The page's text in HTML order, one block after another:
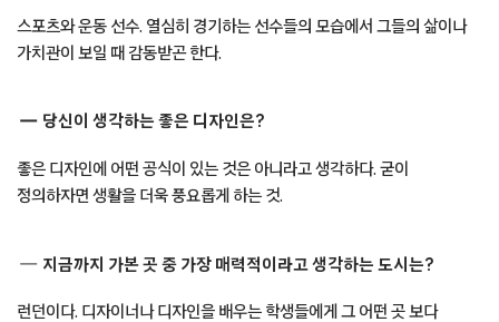
스포츠와 운동 선수. 열심히 경기하는 선수들의 모습에서 그들의 삶이나
가치관이 보일 때 감동받곤 한다.
당신이 생각하는 좋은 디자인은?
좋은 디자인에 어떤 공식이 있는 것은 아니라고 생각하다. 굳이
정의하자면 생활을 더욱 풍요롭게 하는 것.
지금까지 가본 곳 중 가장 매력적이라고 생각하는 도시는?
런던이다. 디자이너나 디자인을 배우는 학생들에게 그 어떤 곳 보다